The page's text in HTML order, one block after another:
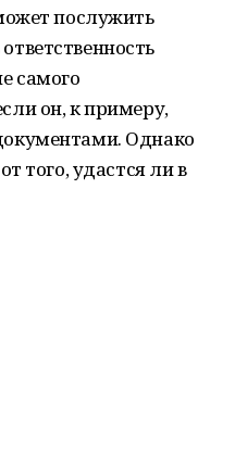
послужить
самого
он, к примеру,
Однако
того, удастся ли в